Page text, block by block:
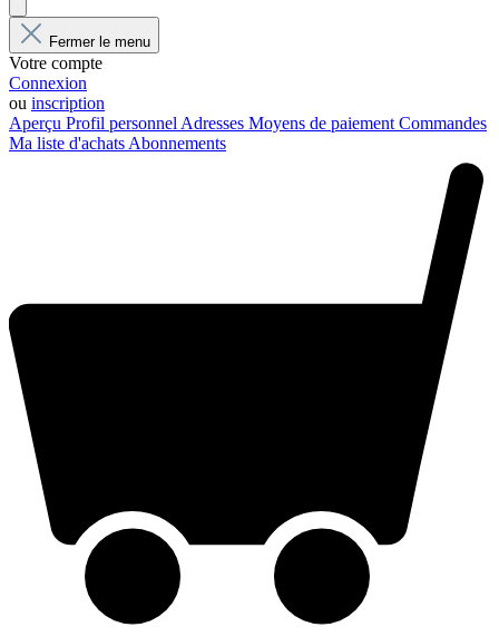
Fermer le menu
Votre compte
Connexion
ou inscription
Aperçu Profil personnel Adresses Moyens de paiement Commandes
Ma liste d'achats Abonnements